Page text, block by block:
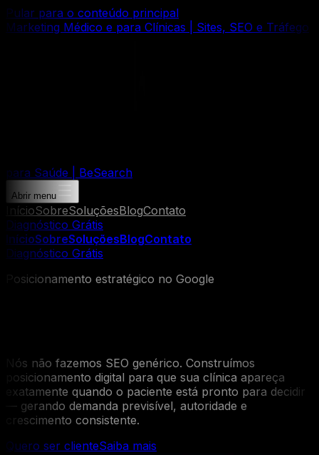
Pular para o conteúdo principal
Marketing Médico e para Clínicas | Sites, SEO e Tráfego
para Saúde | BeSearch
Abrir menu
InícioSobreSoluçõesBlogContato
Diagnóstico Grátis
InícioSobreSoluçõesBlogContato
Diagnóstico Grátis
Posicionamento estratégico no Google
Nós não fazemos SEO genérico. Construímos
posicionamento digital para que sua clínica apareça
exatamente quando o paciente está pronto para decidir
— gerando demanda previsível, autoridade e
crescimento consistente.
Quero ser clienteSaiba mais